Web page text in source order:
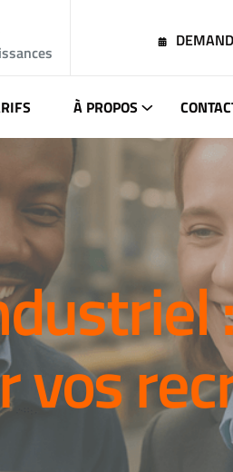
À PROPOS
vos